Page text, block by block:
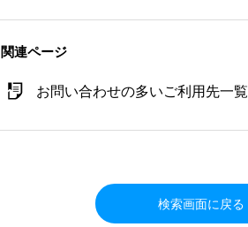
関連ページ
お問い合わせの多いご利用先一覧
検索画面に戻る